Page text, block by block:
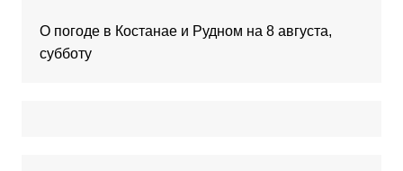
О погоде в Костанае и Рудном на 8 августа,
субботу